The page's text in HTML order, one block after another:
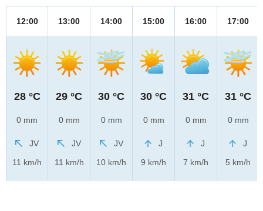
12:00
28 °C
0 mm
JV
11 km/h
13:00
29 °C
0 mm
JV
11 km/h
14:00
30 °C
0 mm
JV
10 km/h
15:00
30 °C
0 mm
J
9 km/h
16:00
31 °C
0 mm
J
7 km/h
17:00
31 °C
0 mm
J
5 km/h